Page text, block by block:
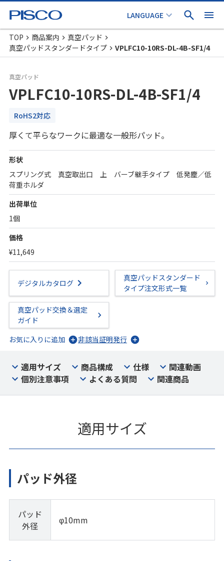
TOP 商品案内
真空パッド
真空パッドスタンダードタイプ
VPLFC10-10RS-DL-4B-SF1/4
真空パッド
VPLFC10-10RS-DL-4B-SF1/4
RoHS2対応
厚くて平らなワークに最適な一般形パッド。
形状
スプリング式 真空取出口 上 バーブ継手タイプ 低発塵／低
荷重ホルダ
出荷単位
1個
価格
¥11,649
デジタルカタログ
真空パッドスタンダード
タイプ注文形式一覧
真空パッド交換＆選定
ガイド
お気に入りに追加
非該当証明発行
適用サイズ 商品構成 仕様
関連動画
個別注意事項
よくある質問 関連商品
適用サイズ
パッド外径
パッド
外径
φ10mm